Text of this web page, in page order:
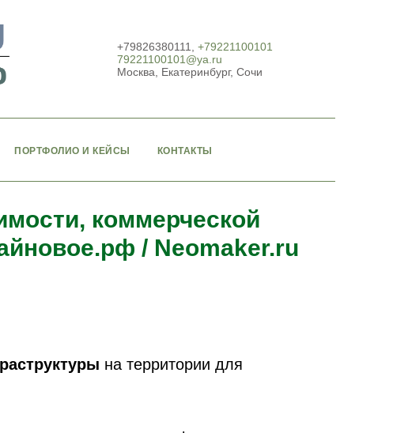
+79826380111
+79221100101
79221100101@ya.ru
Москва, Екатеринбург, Сочи
ПОРТФОЛИО И КЕЙСЫ КОНТАКТЫ
коммерческой
/ Neomaker.ru
на территории для